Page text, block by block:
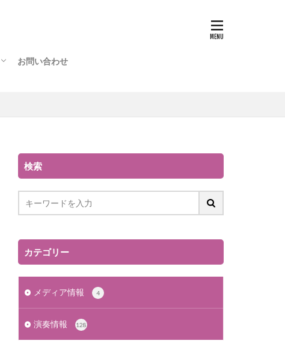
お問い合わせ
検索
カテゴリー
メディア情報 4
演奏情報 128